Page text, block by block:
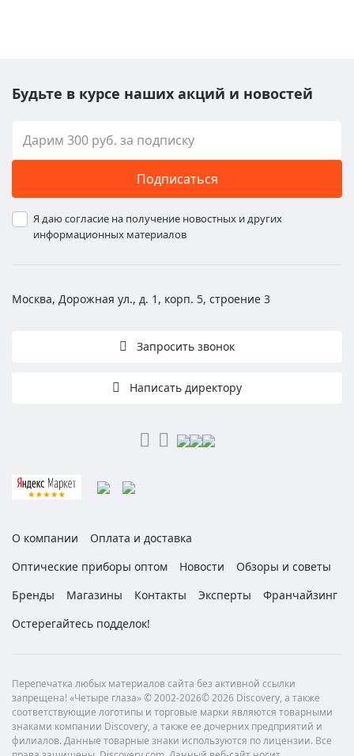
Будьте в курсе наших акций и новостей
Подписаться
Я даю согласие на получение новостных и других
информационных материалов
Москва, Дорожная ул., д. 1, корп. 5, строение 3
Запросить звонок
Написать директору
О компании
Оплата и доставка
Оптические приборы оптом
Новости
Обзоры и советы
Бренды
Магазины Контакты Эксперты
Франчайзинг
Остерегайтесь подделок!
Перепечатка любых материалов сайта без активной ссылки
запрещена! «Четыре глаза» © 2002-2026© 2026 Discovery, а также
соответствующие логотипы и торговые марки являются товарными
знаками компании Discovery, а также ее дочерних предприятий и
филиалов. Данные товарные знаки используются по лицензии. Все